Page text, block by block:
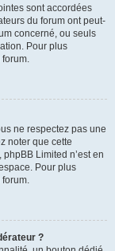
sont accordées
du forum ont peut-
concerné, ou seuls
Pour plus
forum.
ne respectez pas une
noter que cette
Limited n’est en
Pour plus
forum.
?